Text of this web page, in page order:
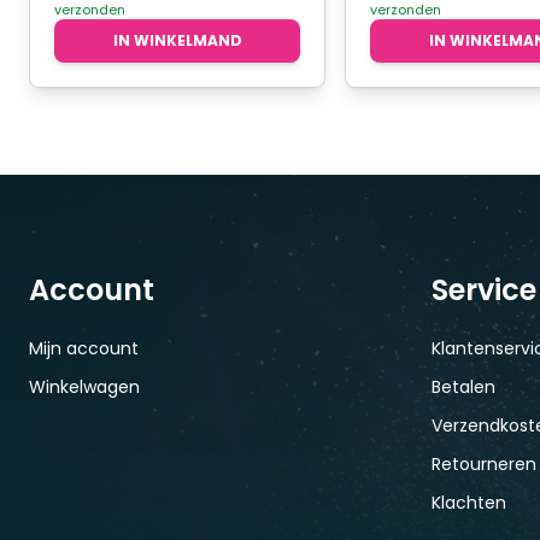
€2,95.€2,50.
verzonden
IN WINKELMAND
€2,95.
verzonden
IN
Account
Mijn account
Winkelwagen
Service
Betalen
Retourneren
Klachten